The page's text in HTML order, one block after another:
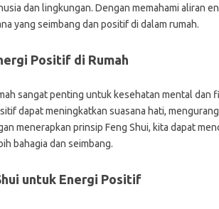
dan lingkungan. Dengan memahami aliran
yang seimbang dan positif di dalam rumah.
Positif di Rumah
sangat penting untuk kesehatan mental dan
dapat meningkatkan suasana hati,
menerapkan prinsip Feng Shui, kita dapat
bahagia dan seimbang.
untuk Energi Positif